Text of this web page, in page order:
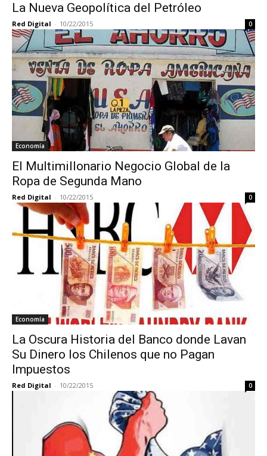
La Nueva Geopolítica del Petróleo
Red Digital - 10/22/2015 0
Economía
El Multimillonario Negocio Global de la
Ropa de Segunda Mano
Red Digital - 10/22/2015 0
Economía
La Oscura Historia del Banco donde Lavan
Su Dinero los Chilenos que no Pagan
Impuestos
Red Digital - 10/22/2015 0